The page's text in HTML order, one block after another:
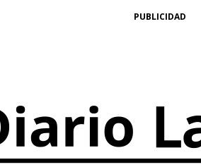
PUBLICIDAD